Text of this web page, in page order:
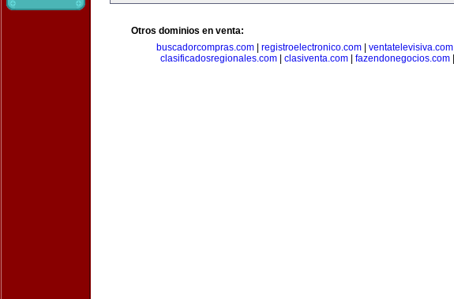
Otros dominios en venta:
buscadorcompras.com
registroelectronico.com ventatelevisiva.com
clasificadosregionales.com| clasiventa.com| fazendonegocios.com|